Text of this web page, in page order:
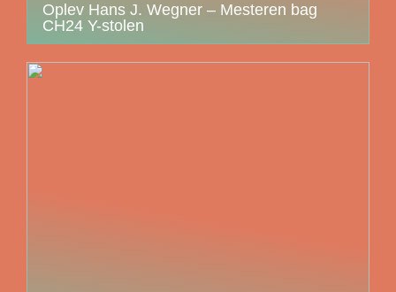
Oplev Hans J. Wegner – Mesteren bag
CH24 Y-stolen